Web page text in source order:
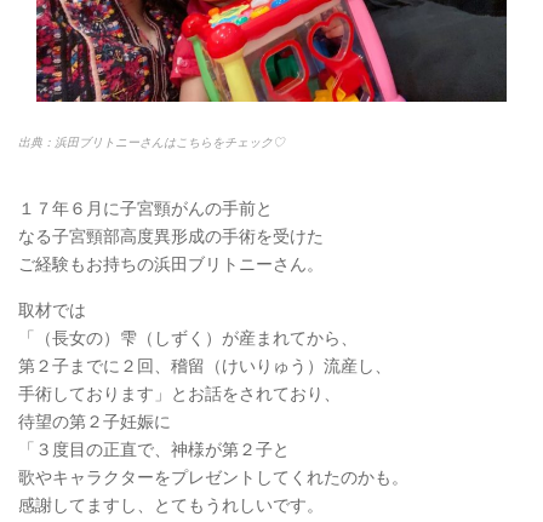
出典：浜田ブリトニーさんはこちらをチェック♡
１７年６月に子宮頸がんの手前と
なる子宮頸部高度異形成の手術を受けた
ご経験もお持ちの浜田ブリトニーさん。
取材では
「（長女の）雫（しずく）が産まれてから、
第２子までに２回、稽留（けいりゅう）流産し、
手術しております」とお話をされており、
待望の第２子妊娠に
「３度目の正直で、神様が第２子と
歌やキャラクターをプレゼントしてくれたのかも。
感謝してますし、とてもうれしいです。